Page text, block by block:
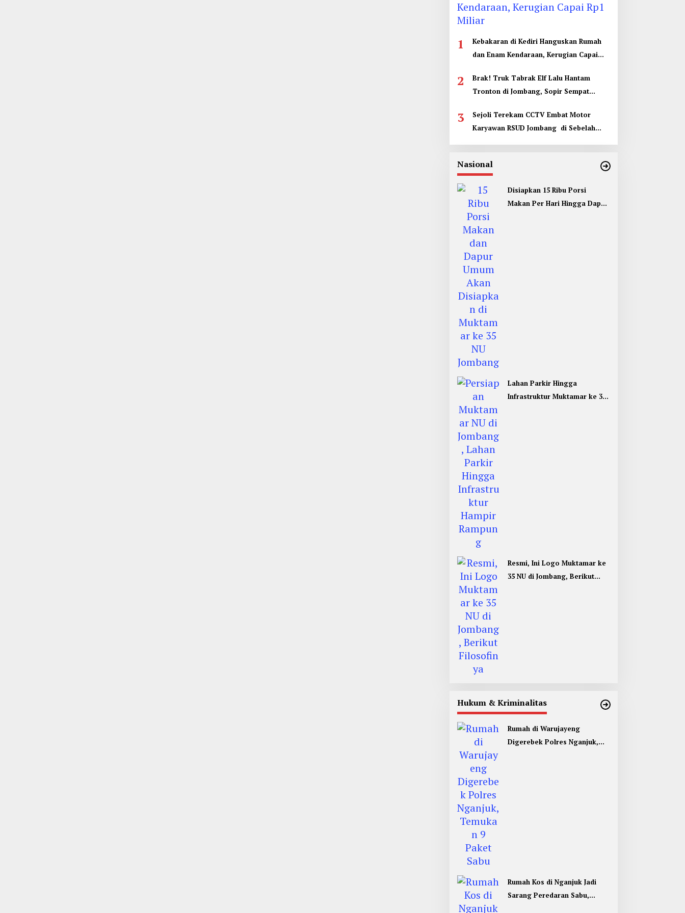
1
Kebakaran di Kediri Hanguskan Rumah
dan Enam Kendaraan, Kerugian Capai
2
Brak! Truk Tabrak Elf Lalu Hantam
Tronton di Jombang, Sopir Sempat
3
Sejoli Terekam CCTV Embat Motor
Karyawan RSUD Jombang di Sebelah
Nasional
Disiapkan 15 Ribu Porsi
Makan Per Hari Hingga Dapur
Lahan Parkir Hingga
Infrastruktur Muktamar ke 35
Resmi, Ini Logo Muktamar ke
35 NU di Jombang, Berikut
Hukum & Kriminalitas
Rumah di Warujayeng
Digerebek Polres Nganjuk,
Rumah Kos di Nganjuk Jadi
Sarang Peredaran Sabu,